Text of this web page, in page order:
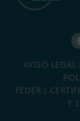
AVISO LEGAL
FEDER |
Y